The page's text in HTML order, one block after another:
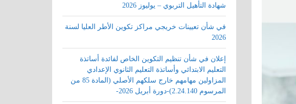
شهادة التأهيل التربوي – يوليوز 2026
في شأن تعيينات خريجي مراكز تكوين الأطر العليا لسنة
2026
إعلان في شأن تنظيم التكوين الخاص لفائدة أساتذة
التعليم الابتدائي وأساتذة التعليم الثانوي الإعدادي
المزاولين مهامهم خارج سلكهم الأصلي (المادة 85 من
المرسوم 2.24.140)-دورة أبريل 2026-